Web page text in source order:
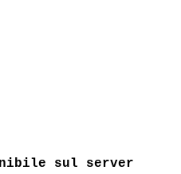
sul server